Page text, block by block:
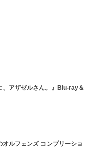
、アザゼルさん。』Blu-ray＆
ルフェンズ コンプリーショ